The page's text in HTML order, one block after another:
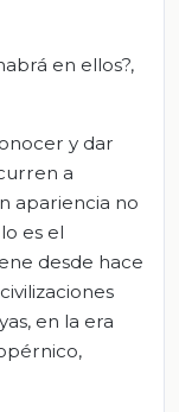
en ellos?,
y dar
a
apariencia no
es el
desde hace
en la era